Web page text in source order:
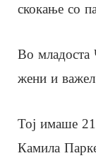
скокање со
Во младоста
жени и важел
Тој имаше 21
Камила